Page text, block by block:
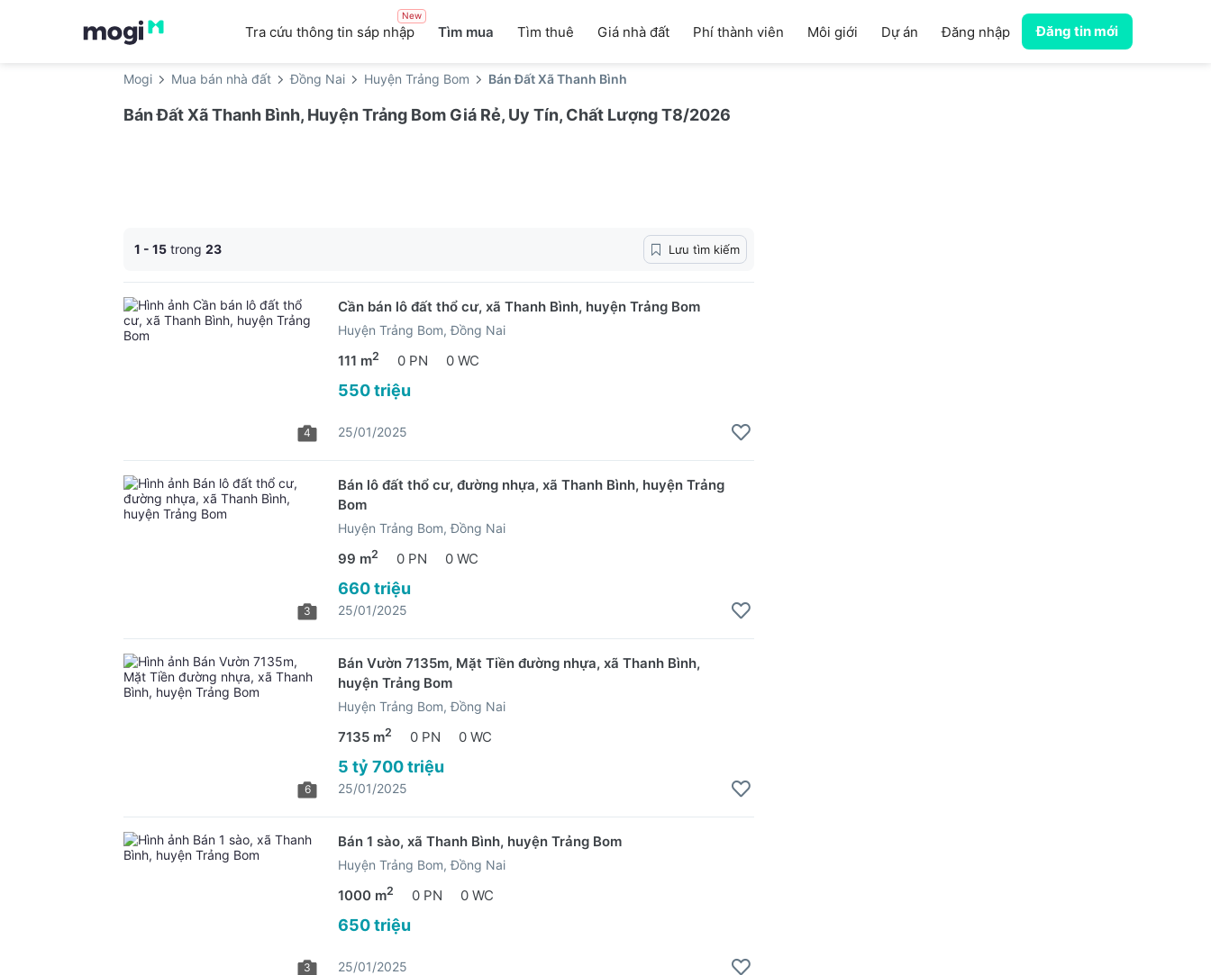
Tra cứu thông tin sáp nhập
New
Tìm mua Tìm thuê Giá nhà đất Phí thành viên Môi giới Dự án Đăng nhập Đăng tin mới
Mogi Mua bán nhà đất Đồng Nai Huyện Trảng Bom Bán Đất Xã Thanh Bình
Bán Đất Xã Thanh Bình, Huyện Trảng Bom Giá Rẻ, Uy Tín, Chất Lượng T8/2026
1 - 15 trong 23 Lưu tìm kiếm
4
Cần bán lô đất thổ cư, xã Thanh Bình, huyện Trảng Bom
Huyện Trảng Bom, Đồng Nai
111 m2 0 PN 0 WC
550 triệu
25/01/2025
3
Bán lô đất thổ cư, đường nhựa, xã Thanh Bình, huyện Trảng
Bom
Huyện Trảng Bom, Đồng Nai
99 m2 0 PN 0 WC
660 triệu
25/01/2025
6
Bán Vườn 7135m, Mặt Tiền đường nhựa, xã Thanh Bình,
huyện Trảng Bom
Huyện Trảng Bom, Đồng Nai
7135 m2 0 PN 0 WC
5 tỷ 700 triệu
25/01/2025
3
Bán 1 sào, xã Thanh Bình, huyện Trảng Bom
Huyện Trảng Bom, Đồng Nai
1000 m2 0 PN 0 WC
650 triệu
25/01/2025